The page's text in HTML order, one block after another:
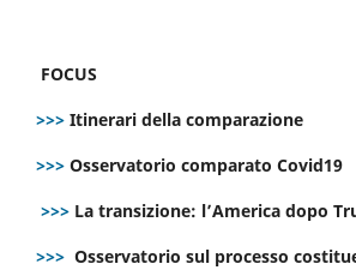
FOCUS
>>> Itinerari della comparazione
>>> Osservatorio comparato Covid19
>>> La transizione: l’America dopo
>>> Osservatorio sul processo